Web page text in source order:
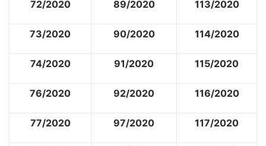
72/2020 89/2020 113/2020
73/2020 90/2020 114/2020
74/2020 91/2020 115/2020
76/2020 92/2020 116/2020
77/2020 97/2020 117/2020